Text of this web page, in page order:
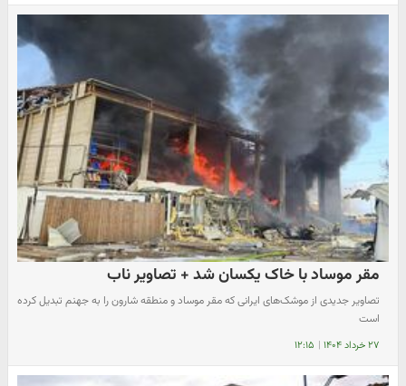
مقر موساد با خاک یکسان شد + تصاویر ناب
تصاویر جدیدی از موشک‌های ایرانی که مقر موساد و منطقه شارون را به جهنم تبدیل کرده
است
۲۷ خرداد ۱۴۰۴ | ۱۲:۱۵